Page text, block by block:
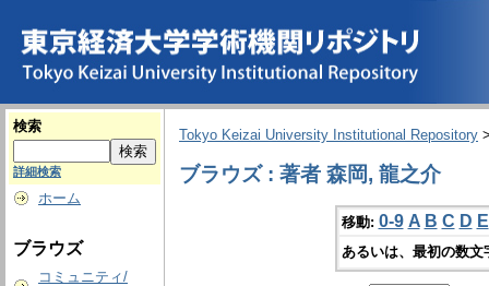
検索
詳細検索
ホーム
ブラウズ
コミュニティ/
Tokyo Keizai University Institutional Repository
ブラウズ : 著者 森岡, 龍之介
移動: 0-9 A B C D E
あるいは、最初の数